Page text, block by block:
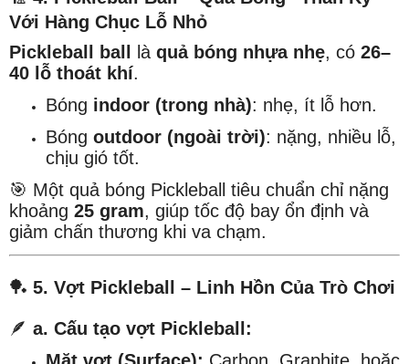
Với Hàng Chục Lỗ Nhỏ
Pickleball ball là quả bóng nhựa nhẹ, có 26–
40 lỗ thoát khí.
Bóng indoor (trong nhà): nhẹ, ít lỗ hơn.
Bóng outdoor (ngoài trời): nặng, nhiều lỗ,
chịu gió tốt.
🎯 Một quả bóng Pickleball tiêu chuẩn chỉ nặng
khoảng 25 gram, giúp tốc độ bay ổn định và
giảm chấn thương khi va chạm.
🏓 5. Vợt Pickleball – Linh Hồn Của Trò Chơi
🪶 a. Cấu tạo vợt Pickleball:
Mặt vợt (Surface): Carbon, Graphite, hoặc